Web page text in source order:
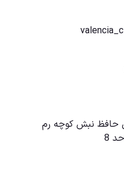
حافظ نبش کوچه رم
8